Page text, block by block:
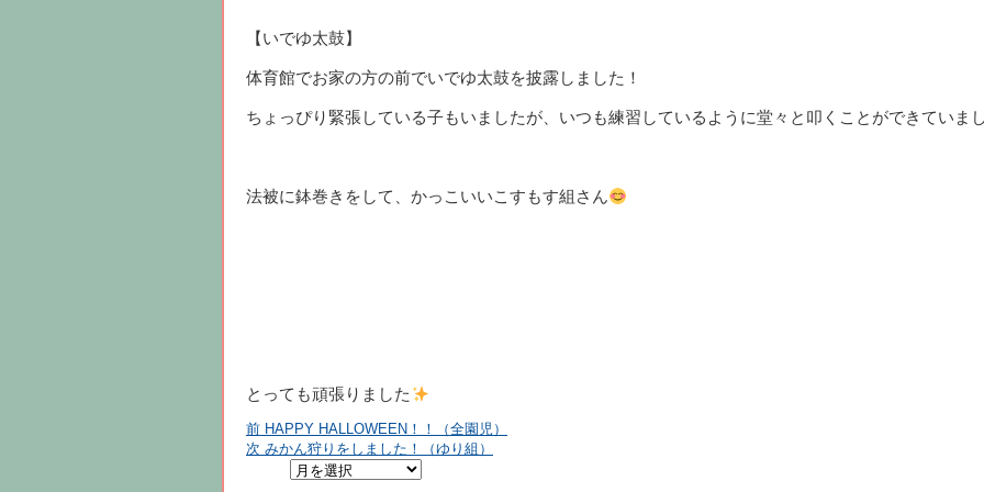
【いでゆ太鼓】
体育館でお家の方の前でいでゆ太鼓を披露しました！
ちょっぴり緊張している子もいましたが、いつも練習しているように堂々と叩くことができていま
法被に鉢巻きをして、かっこいいこすもす組さん
とっても頑張りました
投
前 前
の
HAPPY HALLOWEEN！！（全園児）
次 次
みかん狩りをしました！（ゆり組）